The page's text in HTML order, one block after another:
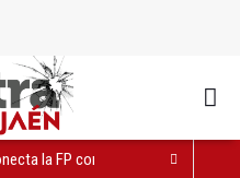
la FP con la industria del